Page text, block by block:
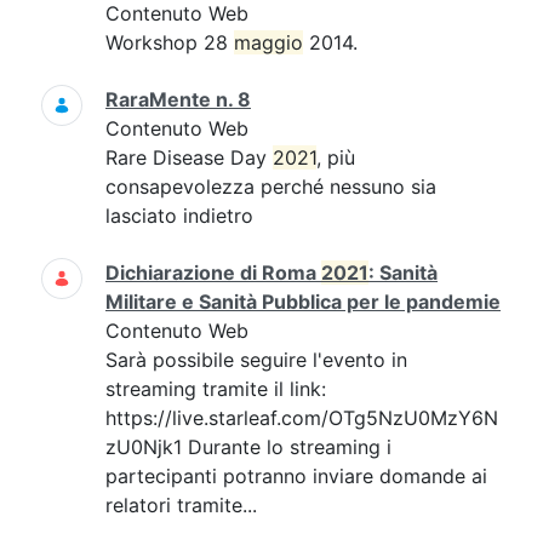
Contenuto Web
Workshop 28 maggio 2014.
RaraMente n. 8
Contenuto Web
Rare Disease Day 2021, più
consapevolezza perché nessuno sia
lasciato indietro
Dichiarazione di Roma 2021: Sanità
Militare e Sanità Pubblica per le pandemie
Contenuto Web
Sarà possibile seguire l'evento in
streaming tramite il link:
https://live.starleaf.com/OTg5NzU0MzY6N
zU0Njk1 Durante lo streaming i
partecipanti potranno inviare domande ai
relatori tramite...